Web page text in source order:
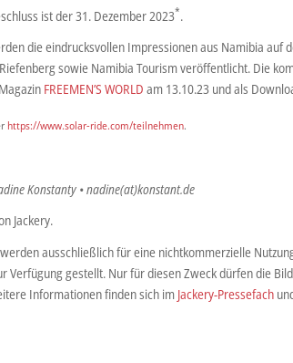
ist der 31. Dezember 2023*.
die eindrucksvollen Impressionen aus Namibia auf
sowie Namibia Tourism veröffentlicht. Die
FREEMEN’S WORLD am 13.10.23 und als
https://www.solar-ride.com/teilnehmen.
Konstanty • nadine(at)konstant.de
Jackery.
ausschließlich für eine nichtkommerzielle
Verfügung gestellt. Nur für diesen Zweck dürfen die
Informationen finden sich im Jackery-Pressefach